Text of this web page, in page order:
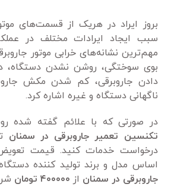
بروز ایراد در هریک از قسمت‌های
سبب ایجاد ایرادات مختلف در
مهم‌ترین نشانه‌های خرابی موتور
بوی سوختگی، روشن نشدن دستگاه،
دادن جاروبرقی، کم شدن مکش
ناگهانی دستگاه و غیره اشاره کرد.
در صورتی که با علائم گفته شده
تکنسین تعمیر جاروبرقی در سمنان
درخواست خدمات کنید. قیمت تعویض
اساس مدل و برند تولید کننده
جاروبرقی در سمنان از ۴۰۰۰۰۰ تومان